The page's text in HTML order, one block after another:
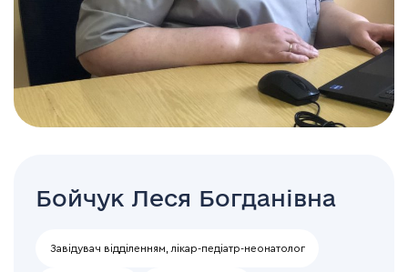
Бойчук Леся Богданівна
Завідувач відділенням, лікар-педіатр-неонатолог